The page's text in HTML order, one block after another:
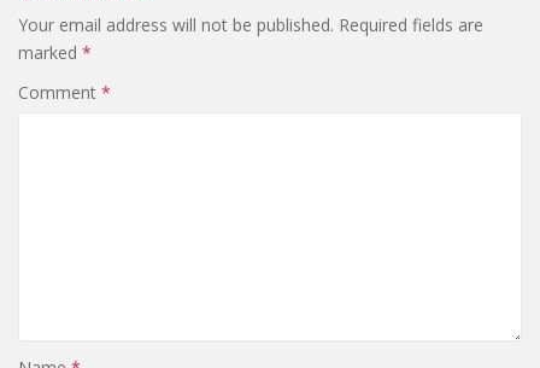
Your email address will not be published. Required fields are
marked *
Comment *